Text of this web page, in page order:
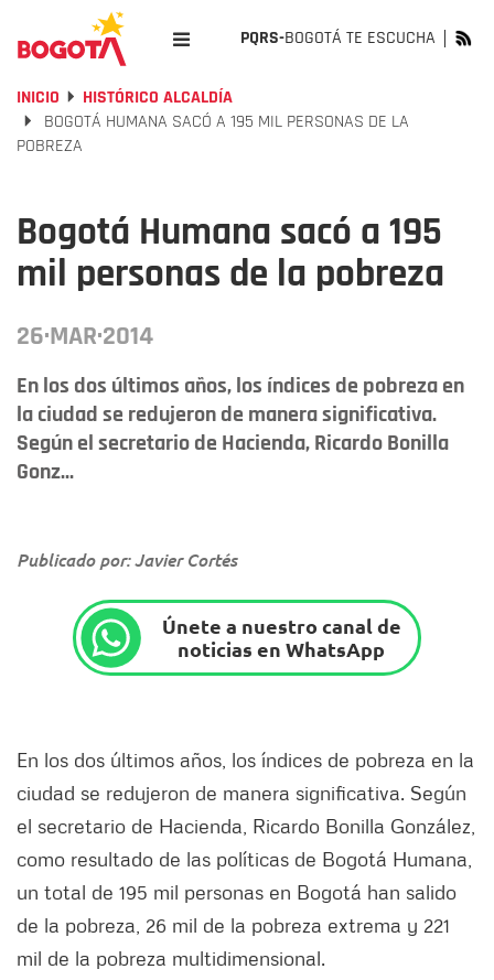
PQRS-BOGOTÁ TE ESCUCHA
INICIO
HISTÓRICO ALCALDÍA
BOGOTÁ HUMANA SACÓ A 195 MIL PERSONAS DE LA
POBREZA
Bogotá Humana sacó a 195
mil personas de la pobreza
26·MAR·2014
En los dos últimos años, los índices de pobreza en
la ciudad se redujeron de manera significativa.
Según el secretario de Hacienda, Ricardo Bonilla
Gonz...
Publicado por: Javier Cortés
Únete a nuestro canal de
noticias en WhatsApp
En los dos últimos años, los índices de pobreza en la
ciudad se redujeron de manera significativa. Según
el secretario de Hacienda, Ricardo Bonilla González,
como resultado de las políticas de Bogotá Humana,
un total de 195 mil personas en Bogotá han salido
de la pobreza, 26 mil de la pobreza extrema y 221
mil de la pobreza multidimensional.